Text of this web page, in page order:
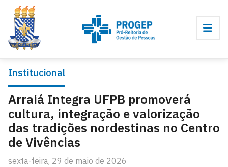
Institucional
Arraiá Integra UFPB promoverá
cultura, integração e valorização
das tradições nordestinas no Centro
de Vivências
sexta-feira, 29 de maio de 2026